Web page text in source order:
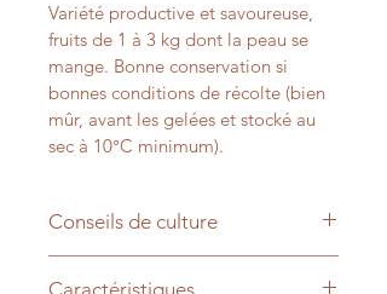
Variété productive et savoureuse,
fruits de 1 à 3 kg dont la peau se
mange. Bonne conservation si
bonnes conditions de récolte (bien
mûr, avant les gelées et stocké au
sec à 10°C minimum).
Conseils de culture
Caractéristiques